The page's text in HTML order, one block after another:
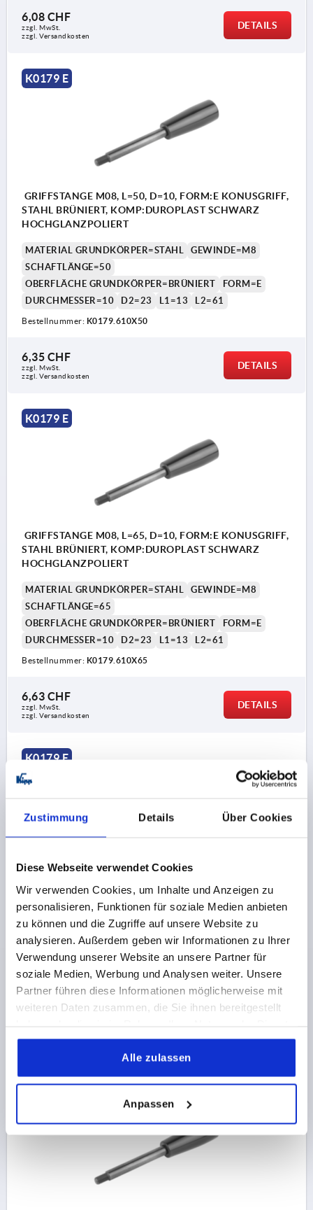
Zustimmung Details Über Cookies
Diese Webseite verwendet Cookies
Wir verwenden Cookies, um Inhalte und Anzeigen zu
personalisieren, Funktionen für soziale Medien anbieten
zu können und die Zugriffe auf unsere Website zu
analysieren. Außerdem geben wir Informationen zu Ihrer
Verwendung unserer Website an unsere Partner für
soziale Medien, Werbung und Analysen weiter. Unsere
Partner führen diese Informationen möglicherweise mit
weiteren Daten zusammen, die Sie ihnen bereitgestellt
gesammelt haben.
Alle zulassen
Anpassen
6,08 CHF
zzgl. MwSt.
zzgl. Versandkosten
DETAILS
K0179 E
GRIFFSTANGE M08, L=50, D=10, FORM:E KONUSGRIFF,
STAHL BRÜNIERT, KOMP:DUROPLAST SCHWARZ
HOCHGLANZPOLIERT
MATERIAL GRUNDKÖRPER=STAHL
GEWINDE=M8
SCHAFTLÄNGE=50
OBERFLÄCHE GRUNDKÖRPER=BRÜNIERT
FORM=E
DURCHMESSER=10
D2=23 L1=13 L2=61
Bestellnummer: K0179.610X50
6,35 CHF
zzgl. MwSt.
zzgl. Versandkosten
DETAILS
K0179 E
GRIFFSTANGE M08, L=65, D=10, FORM:E KONUSGRIFF,
STAHL BRÜNIERT, KOMP:DUROPLAST SCHWARZ
HOCHGLANZPOLIERT
MATERIAL GRUNDKÖRPER=STAHL
GEWINDE=M8
SCHAFTLÄNGE=65
OBERFLÄCHE GRUNDKÖRPER=BRÜNIERT
FORM=E
DURCHMESSER=10
D2=23 L1=13 L2=61
Bestellnummer: K0179.610X65
6,63 CHF
zzgl. MwSt.
zzgl. Versandkosten
DETAILS
K0179 E
GRIFFSTANGE M08, L=80, D=10, FORM:E KONUSGRIFF,
STAHL BRÜNIERT, KOMP:DUROPLAST SCHWARZ
HOCHGLANZPOLIERT
MATERIAL GRUNDKÖRPER=STAHL
GEWINDE=M8
SCHAFTLÄNGE=80
OBERFLÄCHE GRUNDKÖRPER=BRÜNIERT
FORM=E
DURCHMESSER=10
D2=23 L1=13 L2=61
7,14 CHF